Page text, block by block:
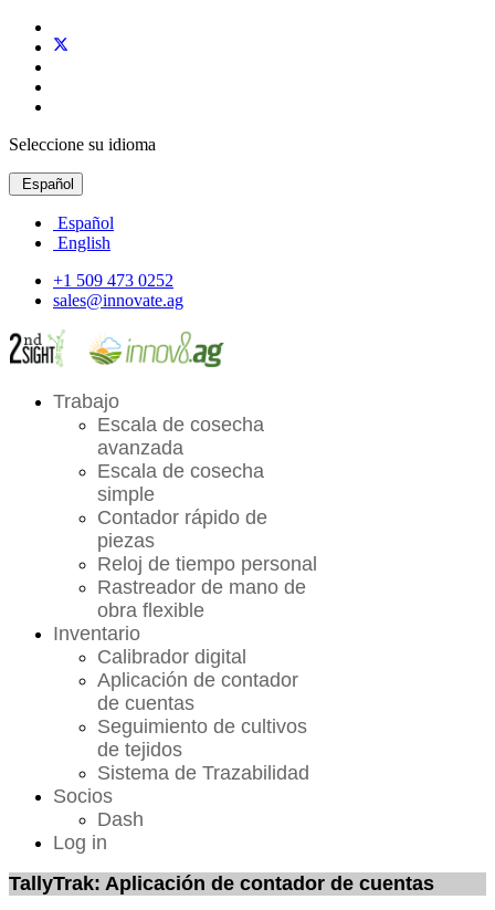
Seleccione su idioma
Español
Español
English
+1 509 473 0252
sales@innovate.ag
Trabajo
Escala de cosecha
avanzada
Escala de cosecha
simple
Contador rápido de
piezas
Reloj de tiempo personal
Rastreador de mano de
obra flexible
Inventario
Calibrador digital
Aplicación de contador
de cuentas
Seguimiento de cultivos
de tejidos
Sistema de Trazabilidad
Socios
Dash
Log in
TallyTrak: Aplicación de contador de cuentas